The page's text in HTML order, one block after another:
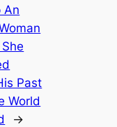
An
Past
World
→